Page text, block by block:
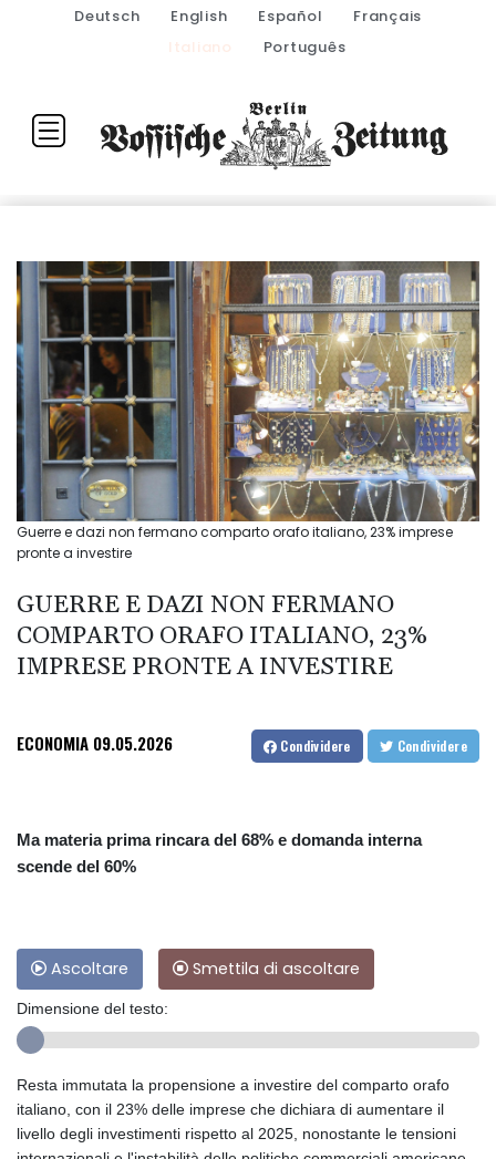
Deutsch English Español
Français
Italiano
Português
Guerre e dazi non fermano comparto orafo italiano, 23% imprese
pronte a investire
GUERRE E DAZI NON FERMANO
COMPARTO ORAFO ITALIANO, 23%
IMPRESE PRONTE A INVESTIRE
ECONOMIA 09.05.2026 Condividere Condividere
Ma materia prima rincara del 68% e domanda interna
scende del 60%
Ascoltare Smettila di ascoltare
Dimensione del testo:
Resta immutata la propensione a investire del comparto orafo
italiano, con il 23% delle imprese che dichiara di aumentare il
livello degli investimenti rispetto al 2025, nonostante le tensioni